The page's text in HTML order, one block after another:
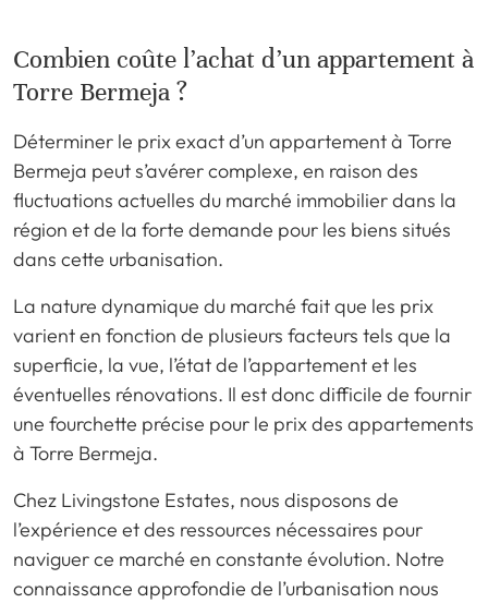
Combien coûte l’achat d’un appartement à
Torre Bermeja ?
Déterminer le prix exact d’un appartement à Torre
Bermeja peut s’avérer complexe, en raison des
fluctuations actuelles du marché immobilier dans la
région et de la forte demande pour les biens situés
dans cette urbanisation.
La nature dynamique du marché fait que les prix
varient en fonction de plusieurs facteurs tels que la
superficie, la vue, l’état de l’appartement et les
éventuelles rénovations. Il est donc difficile de fournir
une fourchette précise pour le prix des appartements
à Torre Bermeja.
Chez Livingstone Estates, nous disposons de
l’expérience et des ressources nécessaires pour
naviguer ce marché en constante évolution. Notre
connaissance approfondie de l’urbanisation nous